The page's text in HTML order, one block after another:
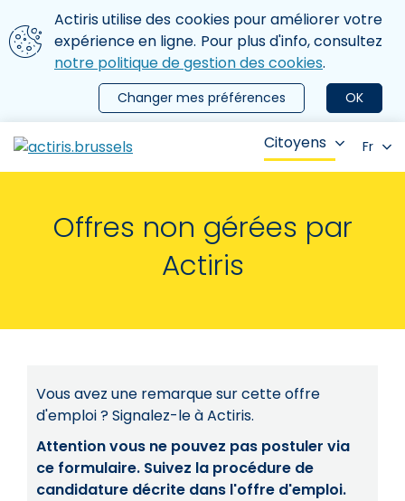
Aller au contenu principal
Nous utilisons des cookies
Actiris utilise des cookies pour améliorer votre
expérience en ligne. Pour plus d'info, consultez
notre politique de gestion des cookies.
OK
Changer mes préférences
le menu
Citoyens Fr
Offres non gérées par
Actiris
Vous avez une remarque sur cette offre
d'emploi ? Signalez-le à Actiris.
Attention vous ne pouvez pas postuler via
ce formulaire. Suivez la procédure de
candidature décrite dans l'offre d'emploi.